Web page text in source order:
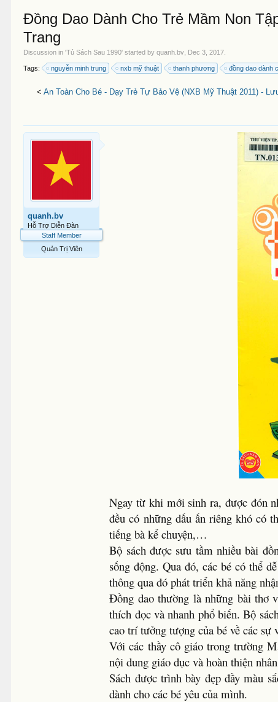
Đồng Dao Dành Cho Trẻ Mầm Non
Trang
Discussion in 'Tủ Sách Sau 1990' started byquanh.bv Dec 3, 2017
Tags: nguyễn minh trung nxb mỹ thuật thanh phương đồng dao dành
< An Toàn Cho Bé - Dạy Trẻ Tự Bảo Vệ (NXB Mỹ Thuật 2011) -
quanh.bv
Hỗ Trợ Diễn Đàn
Staff Member
Quản Trị Viên
Ngay từ khi mới sinh ra, được đón
đều có những dấu ấn riêng khó có
tiếng bà kể chuyện,…
Bộ sách được sưu tầm nhiều bài
sống động. Qua đó, các bé có thể
thông qua đó phát triển khả năng
Đồng dao thường là những bài thơ
thích đọc và nhanh phổ biến. Bộ
cao trí tưởng tượng của bé về các
Với các thầy cô giáo trong trường
nội dung giáo dục và hoàn thiện
Sách được trình bày đẹp đầy màu
dành cho các bé yêu của mình.